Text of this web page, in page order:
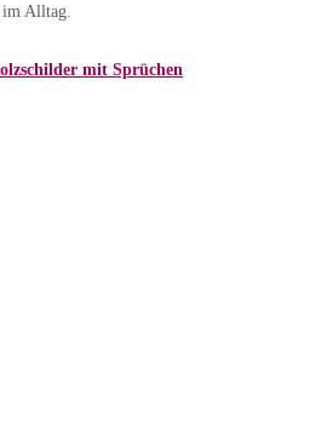
Alltag.
mit Sprüchen